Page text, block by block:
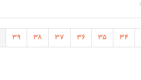
۳۴ ۳۵ ۳۶ ۳۷ ۳۸ ۳۹